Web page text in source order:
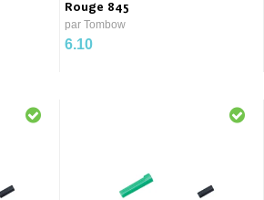
Rouge 845
par Tombow
6.10